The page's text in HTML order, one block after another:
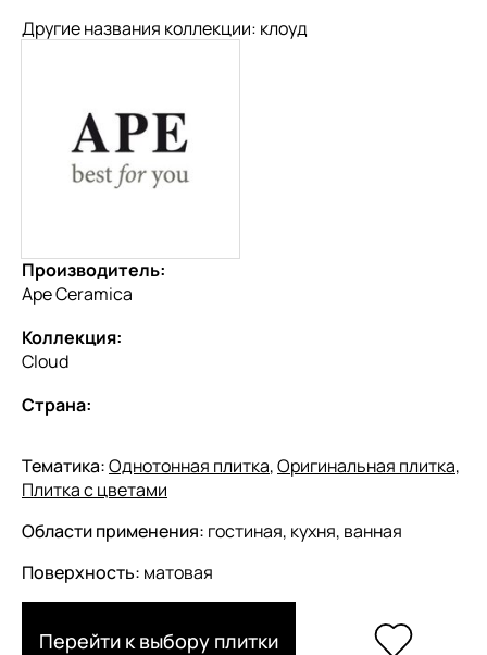
Другие названия коллекции: клоуд
Производитель:
Ape Ceramica
Коллекция:
Cloud
Страна:
Тематика:Однотонная плитка,Оригинальная плитка,
Плитка с цветами
Области применения: гостиная, кухня, ванная
Поверхность: матовая
Перейти к выбору плитки